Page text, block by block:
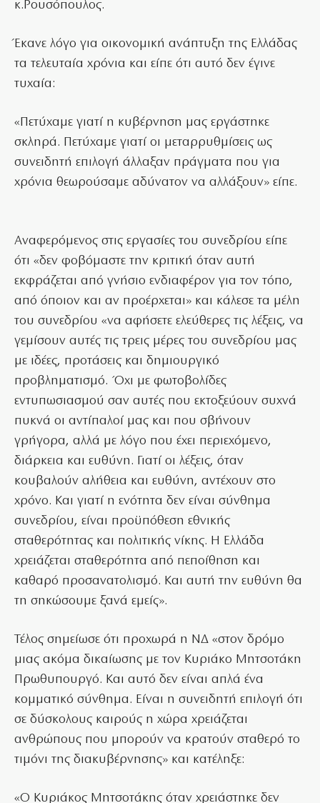
κ.Ρουσόπουλος.
Έκανε λόγο για οικονομική ανάπτυξη της Ελλάδας
τα τελευταία χρόνια και είπε ότι αυτό δεν έγινε
τυχαία:
«Πετύχαμε γιατί η κυβέρνηση μας εργάστηκε
σκληρά. Πετύχαμε γιατί οι μεταρρυθμίσεις ως
συνειδητή επιλογή άλλαξαν πράγματα που για
χρόνια θεωρούσαμε αδύνατον να αλλάξουν» είπε.
Αναφερόμενος στις εργασίες του συνεδρίου είπε
ότι «δεν φοβόμαστε την κριτική όταν αυτή
εκφράζεται από γνήσιο ενδιαφέρον για τον τόπο,
από όποιον και αν προέρχεται» και κάλεσε τα μέλη
του συνεδρίου «να αφήσετε ελεύθερες τις λέξεις, να
γεμίσουν αυτές τις τρεις μέρες του συνεδρίου μας
με ιδέες, προτάσεις και δημιουργικό
προβληματισμό. Όχι με φωτοβολίδες
εντυπωσιασμού σαν αυτές που εκτοξεύουν συχνά
πυκνά οι αντίπαλοί μας και που σβήνουν
γρήγορα, αλλά με λόγο που έχει περιεχόμενο,
διάρκεια και ευθύνη. Γιατί οι λέξεις, όταν
κουβαλούν αλήθεια και ευθύνη, αντέχουν στο
χρόνο. Και γιατί η ενότητα δεν είναι σύνθημα
συνεδρίου, είναι προϋπόθεση εθνικής
σταθερότητας και πολιτικής νίκης. Η Ελλάδα
χρειάζεται σταθερότητα από πεποίθηση και
καθαρό προσανατολισμό. Και αυτή την ευθύνη θα
τη σηκώσουμε ξανά εμείς».
Τέλος σημείωσε ότι προχωρά η ΝΔ «στον δρόμο
μιας ακόμα δικαίωσης με τον Κυριάκο Μητσοτάκη
Πρωθυπουργό. Και αυτό δεν είναι απλά ένα
κομματικό σύνθημα. Είναι η συνειδητή επιλογή ότι
σε δύσκολους καιρούς η χώρα χρειάζεται
ανθρώπους που μπορούν να κρατούν σταθερό το
τιμόνι της διακυβέρνησης» και κατέληξε:
«Ο Κυριάκος Μητσοτάκης όταν χρειάστηκε δεν